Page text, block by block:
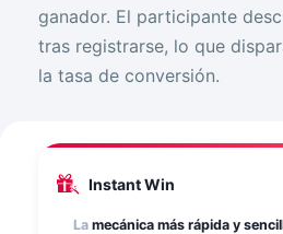
ganador. El participante
tras registrarse, lo que
la tasa de conversión.
Instant Win
La mecánica más rápida y